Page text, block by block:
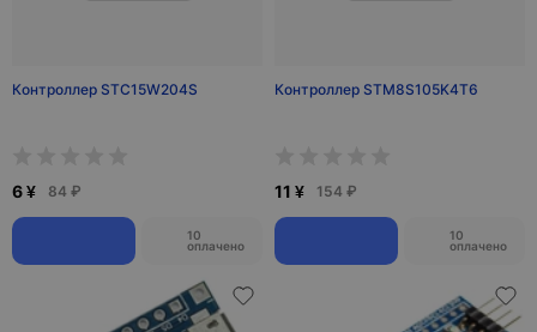
Контроллер STC15W204S
6 ¥ 84 ₽
10
оплачено
Контроллер STM8S105K4T6
11 ¥ 154 ₽
10
оплачено